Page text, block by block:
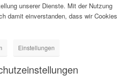
unserer Dienste. Mit der Nutzung
damit einverstanden, dass wir Cookies
Einstellungen